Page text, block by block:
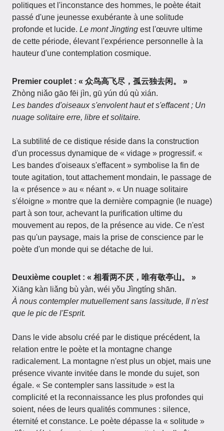
politiques et l'inconstance des hommes, le poète était
passé d'une jeunesse exubérante à une solitude
profonde et lucide. Le mont Jingting est l'œuvre ultime
de cette période, élevant l'expérience personnelle à la
hauteur d'une contemplation cosmique.
Premier couplet : « 众鸟高飞尽，孤云独去闲。 »
Zhòng niǎo gāo fēi jìn, gū yún dú qù xián.
Les bandes d'oiseaux s'envolent haut et s'effacent ; Un
nuage solitaire erre, libre et solitaire.
La subtilité de ce distique réside dans la construction
d'un processus dynamique de « vidage » progressif. «
Les bandes d'oiseaux s'effacent » symbolise la fin de
toute agitation, tout attachement mondain, le passage de
la « présence » au « néant ». « Un nuage solitaire
s'éloigne » montre que la dernière compagnie (le nuage)
part à son tour, achevant la purification ultime du
mouvement au repos, de la présence au vide. Ce n'est
pas qu'un paysage, mais la prise de conscience par le
poète d'un monde qui se détache de lui.
Deuxième couplet : « 相看两不厌，唯有敬亭山。 »
Xiāng kàn liǎng bù yàn, wéi yǒu Jìngtíng shān.
À nous contempler mutuellement sans lassitude, Il n'est
que le pic de l'Esprit.
Dans le vide absolu créé par le distique précédent, la
relation entre le poète et la montagne change
radicalement. La montagne n'est plus un objet, mais une
présence vivante invitée dans le monde du sujet, son
égale. « Se contempler sans lassitude » est la
complicité et la reconnaissance les plus profondes qui
soient, nées de leurs qualités communes : silence,
éternité et constance. Le poète dépasse la « solitude »